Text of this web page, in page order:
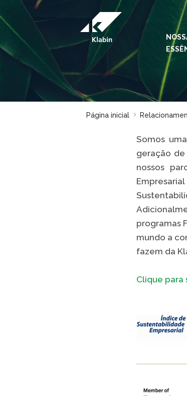
Pular para o Conteúdo principal
Página inicial
Somos
geração
nossos
programas
mundo a
fazem da
Clique para